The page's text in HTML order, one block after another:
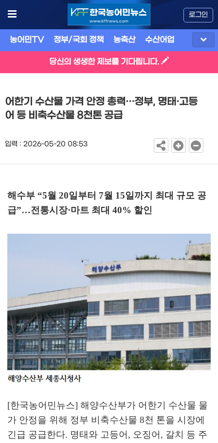
로그인
농어민TV 정부/국회 정책 농축산 수산어업
당신의 생생한 제보를 기다립니다.
어한기 수산물 가격 안정 총력…정부, 명태·고등
어 등 비축수산물 8천톤 공급
입력 : 2026-05-20 08:53
해수부 “5월 20일부터 7월 15일까지 최대 규모 공
급”…전통시장·마트 최대 40% 할인
[한국농어민뉴스] 해양수산부가 어한기 수산물 물
가 안정을 위해 정부 비축수산물 8천 톤을 시장에
긴급 공급한다. 명태와 고등어, 오징어, 갈치 등 주